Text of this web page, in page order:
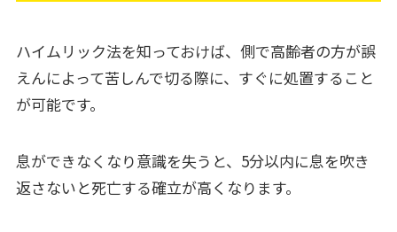
ハイムリック法を知っておけば、側で高齢者の方が誤
えんによって苦しんで切る際に、すぐに処置すること
が可能です。
息ができなくなり意識を失うと、5分以内に息を吹き
返さないと死亡する確立が高くなります。